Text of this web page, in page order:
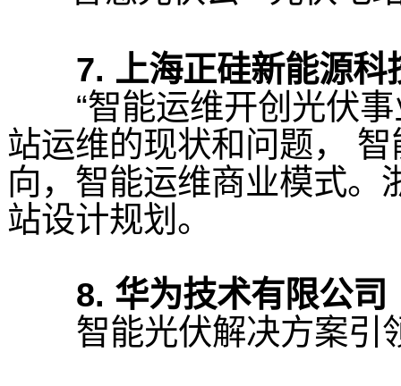
7. 上海正硅新能源
“智能运维开创光伏
站运维的现状和问题，
智
向， 智能运维商业模式。
站设计规划。
8. 华为技术有限公
智能光伏解决方案引